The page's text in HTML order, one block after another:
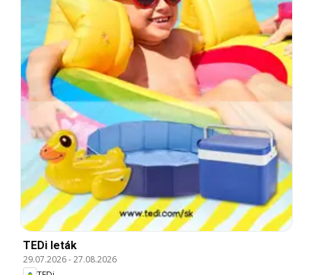
TEDi leták
29.07.2026-27.08.2026